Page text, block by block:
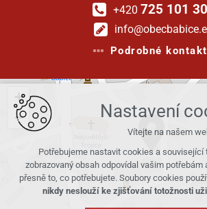
+420 725 101
Podrobné
+
−
Nastavení
Vítejte na našem
Potřebujeme nastavit cookies a související
zobrazovaný obsah odpovídal vašim potřebám
přesně to, co potřebujete. Soubory cookies
nikdy neslouží ke zjišťování totožnosti